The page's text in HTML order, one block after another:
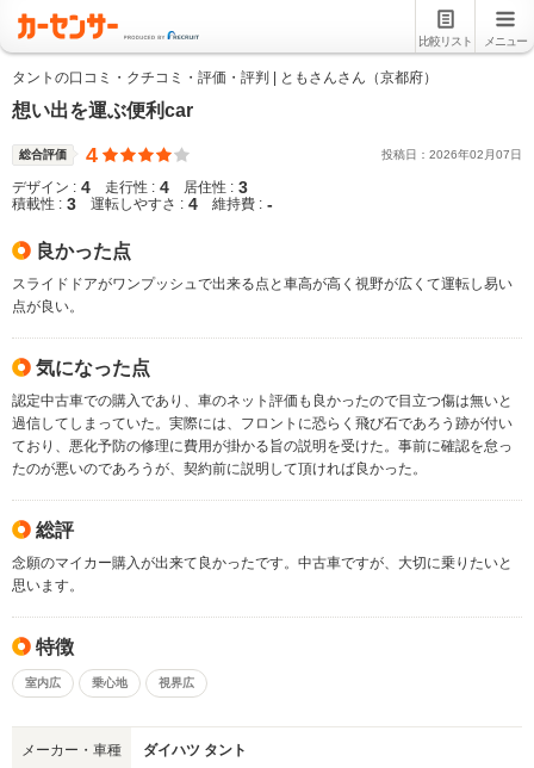
比較リスト メニュー
タントの口コミ・クチコミ・評価・評判 | ともさんさん（京都府）
想い出を運ぶ便利car
総合評価 4 投稿日： 2026年02 月07日
デザイン : 4 走行性 : 4 居住性 : 3
積載性 : 3 運転しやすさ : 4 維持費 : -
良かった点
スライドドアがワンプッシュで出来る点と車高が高く視野が広くて運転し易い
点が良い。
気になった点
認定中古車での購入であり、車のネット評価も良かったので目立つ傷は無いと
過信してしまっていた。実際には、フロントに恐らく飛び石であろう跡が付い
ており、悪化予防の修理に費用が掛かる旨の説明を受けた。事前に確認を怠っ
たのが悪いのであろうが、契約前に説明して頂ければ良かった。
総評
念願のマイカー購入が出来て良かったです。中古車ですが、大切に乗りたいと
思います。
特徴
室内広 乗心地 視界広
メーカー・車種 ダイハツ タント